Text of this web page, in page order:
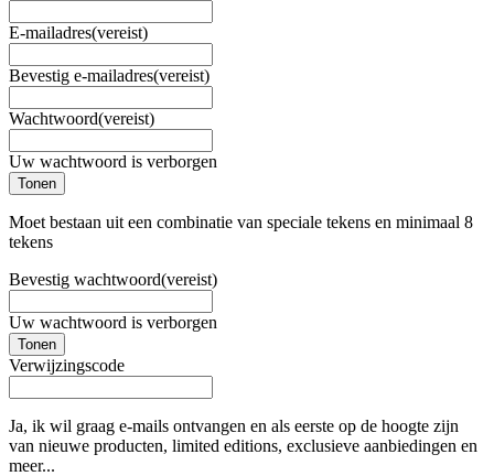
E-mailadres(vereist)
Bevestig e-mailadres(vereist)
Wachtwoord(vereist)
Uw wachtwoord is verborgen
Tonen
Moet bestaan uit een combinatie van speciale tekens en minimaal 8
tekens
Bevestig wachtwoord(vereist)
Uw wachtwoord is verborgen
Tonen
Verwijzingscode
Ja, ik wil graag e-mails ontvangen en als eerste op de hoogte zijn
van nieuwe producten, limited editions, exclusieve aanbiedingen en
meer...